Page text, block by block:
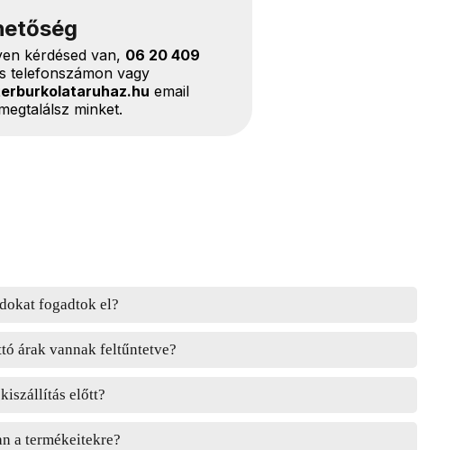
kérdésed van, 06 20 409
telefonszámon vagy
email
minket.
fogadtok el?
árak vannak feltűntetve?
előtt?
a termékeitekre?